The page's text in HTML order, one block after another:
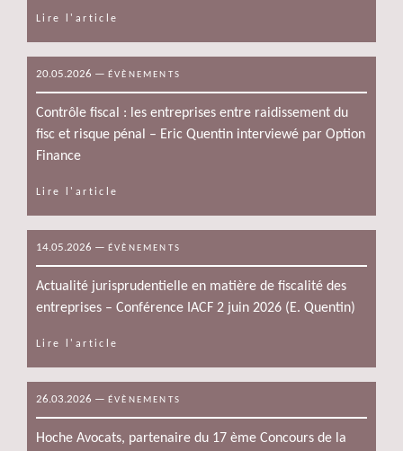
Lire l'article
20.05.2026 — ÉVÈNEMENTS
Contrôle fiscal : les entreprises entre raidissement du
fisc et risque pénal – Eric Quentin interviewé par Option
Finance
Lire l'article
14.05.2026 — ÉVÈNEMENTS
Actualité jurisprudentielle en matière de fiscalité des
entreprises – Conférence IACF 2 juin 2026 (E. Quentin)
Lire l'article
26.03.2026 — ÉVÈNEMENTS
Hoche Avocats, partenaire du 17 ème Concours de la